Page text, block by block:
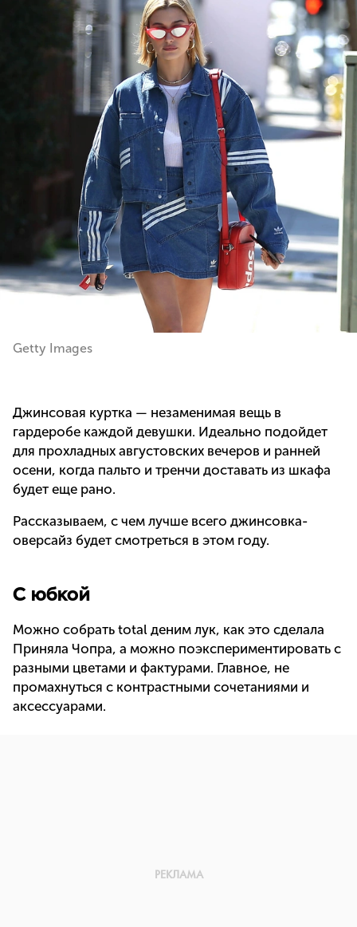
Getty Images
Джинсовая куртка — незаменимая вещь в
гардеробе каждой девушки. Идеально подойдет
для прохладных августовских вечеров и ранней
осени, когда пальто и тренчи доставать из шкафа
будет еще рано.
Рассказываем, с чем лучше всего джинсовка-
оверсайз будет смотреться в этом году.
С юбкой
Можно собрать total деним лук, как это сделала
Приняла Чопра, а можно поэкспериментировать с
разными цветами и фактурами. Главное, не
промахнуться с контрастными сочетаниями и
аксессуарами.